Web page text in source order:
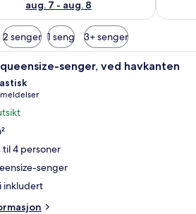
aug. 7 - aug. 8
2 senger 1 seng 3+ senger
Rom, 2 queensize-
queensize-senger, ved havkanten
til 4 personer
senger
inkludert